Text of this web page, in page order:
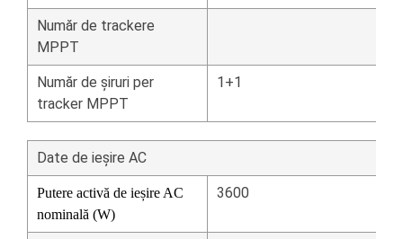
Număr de trackere
MPPT
Număr de șiruri per
tracker MPPT
1+1
Date de ieșire AC
Putere activă de ieșire AC
nominală (W)
3600